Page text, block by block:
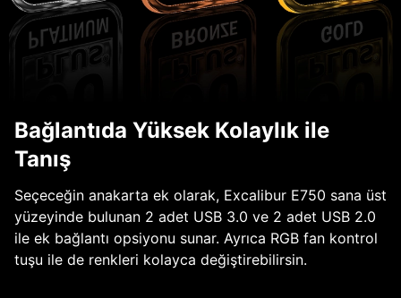
Bağlantıda Yüksek Kolaylık ile
Tanış
Seçeceğin anakarta ek olarak, Excalibur E750 sana üst
yüzeyinde bulunan 2 adet USB 3.0 ve 2 adet USB 2.0
ile ek bağlantı opsiyonu sunar. Ayrıca RGB fan kontrol
tuşu ile de renkleri kolayca değiştirebilirsin.